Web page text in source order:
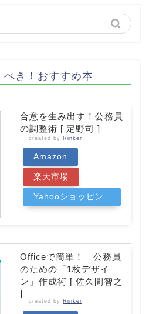
き！おすすめ本
合意を生み出す！公務員
の調整術 [ 定野司 ]
created by Rinker
Amazon
楽天市場
Yahooショッピン
Officeで簡単！ 公務員
のための「1枚デザイ
ン」作成術 [ 佐久間智之
]
created by Rinker